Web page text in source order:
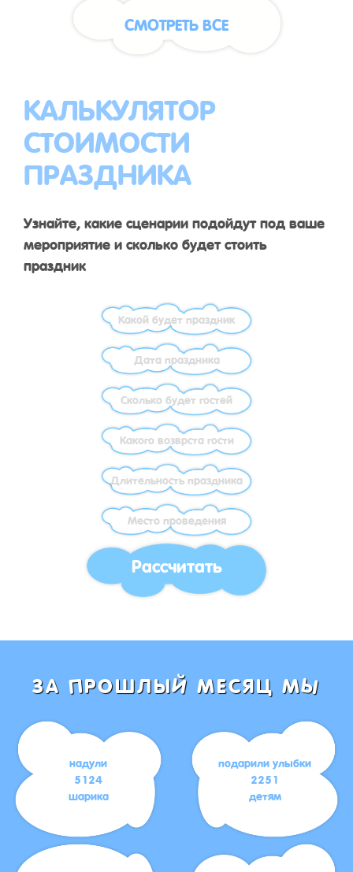
СМОТРЕТЬ ВСЕ
КАЛЬКУЛЯТОР
СТОИМОСТИ
ПРАЗДНИКА
Узнайте, какие сценарии подойдут под ваше
мероприятие и сколько будет стоить
праздник
Рассчитать
ЗА ПРОШЛЫЙ МЕСЯЦ МЫ
надули
5124
шарика
подарили улыбки
2251
детям